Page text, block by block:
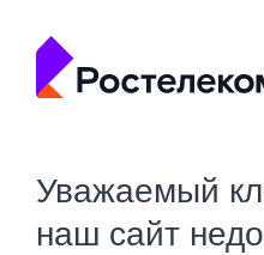
Уважаемый
наш сайт